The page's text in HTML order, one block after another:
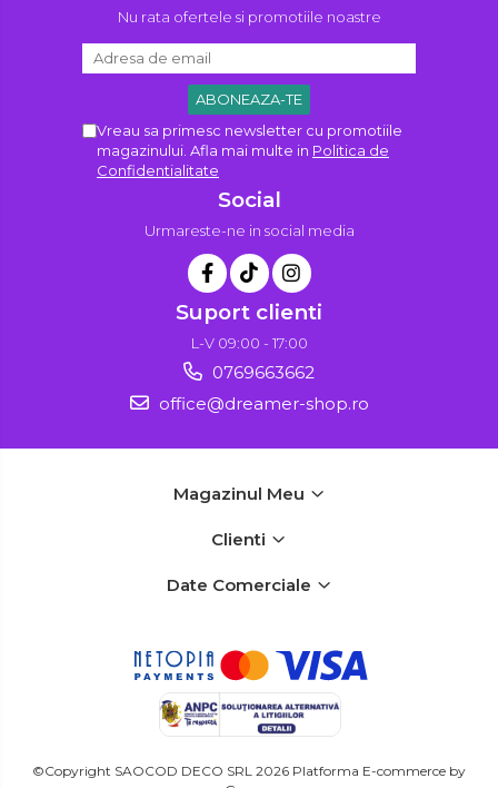
Nu rata ofertele si promotiile noastre
Vreau sa primesc newsletter cu promotiile
magazinului. Afla mai multe in Politica de
Confidentialitate
Social
Urmareste-ne in social media
Suport clienti
L-V 09:00 - 17:00
0769663662
office@dreamer-shop.ro
Magazinul Meu
Clienti
Date Comerciale
©Copyright SAOCOD DECO SRL 2026 Platforma E-commerce by